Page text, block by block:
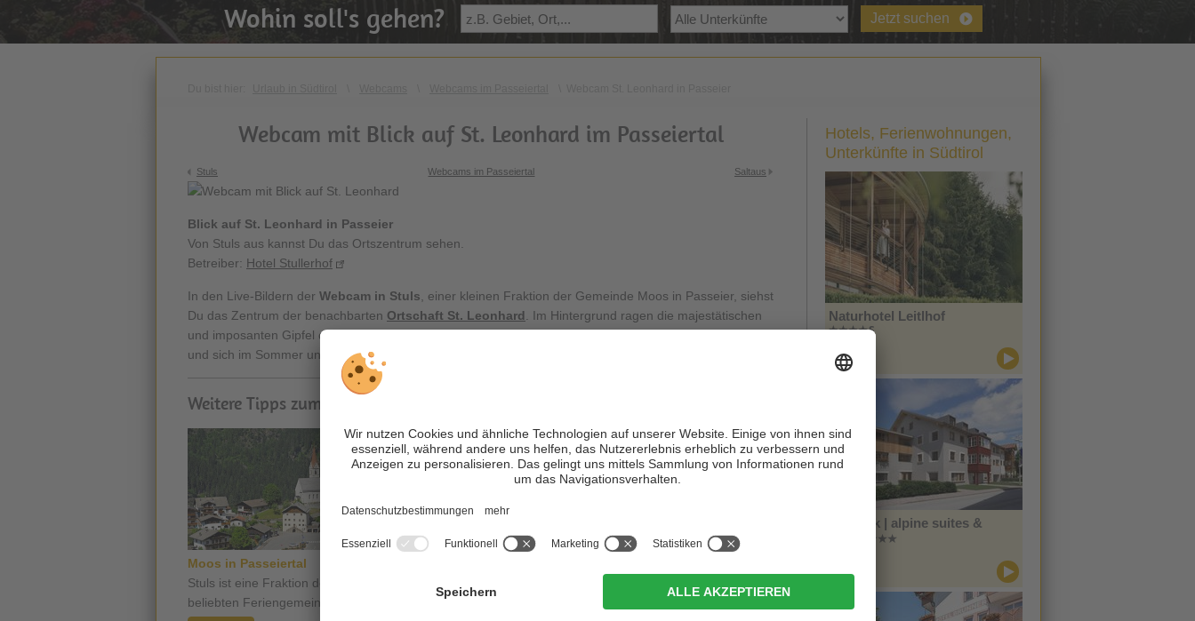
Wohin soll's gehen? Jetzt suchen
Webcam mit Blick auf St. Leonhard im Passeiertal
Stuls Webcams im Passeiertal Saltaus
Blick auf St. Leonhard in Passeier
Von Stuls aus kannst Du das Ortszentrum sehen.
Betreiber: Hotel Stullerhof
In den Live-Bildern der Webcam in Stuls , einer kleinen Fraktion der Gemeinde Moos in Passeier, siehst
Du das Zentrum der benachbarten Ortschaft St. Leonhard . Im Hintergrund ragen die majestätischen
und imposanten Gipfel der Sarntaler Alpen empor, welche die
und sich im Sommer und Winter für Wanderungen eignen.
Weitere Tipps zum Thema:
Moos in Passeiertal
Stuls ist eine Fraktion der
beliebten Feriengemeinde ...
zum Wohlfühlen ...
Webcam in Stuls
Erblicke von Stuls aus das
Hotels, Ferienwohnungen,
Unterkünfte in Südtirol
Naturhotel Leitlhof
Innichen
Zin Park | alpine suites &
Innichen